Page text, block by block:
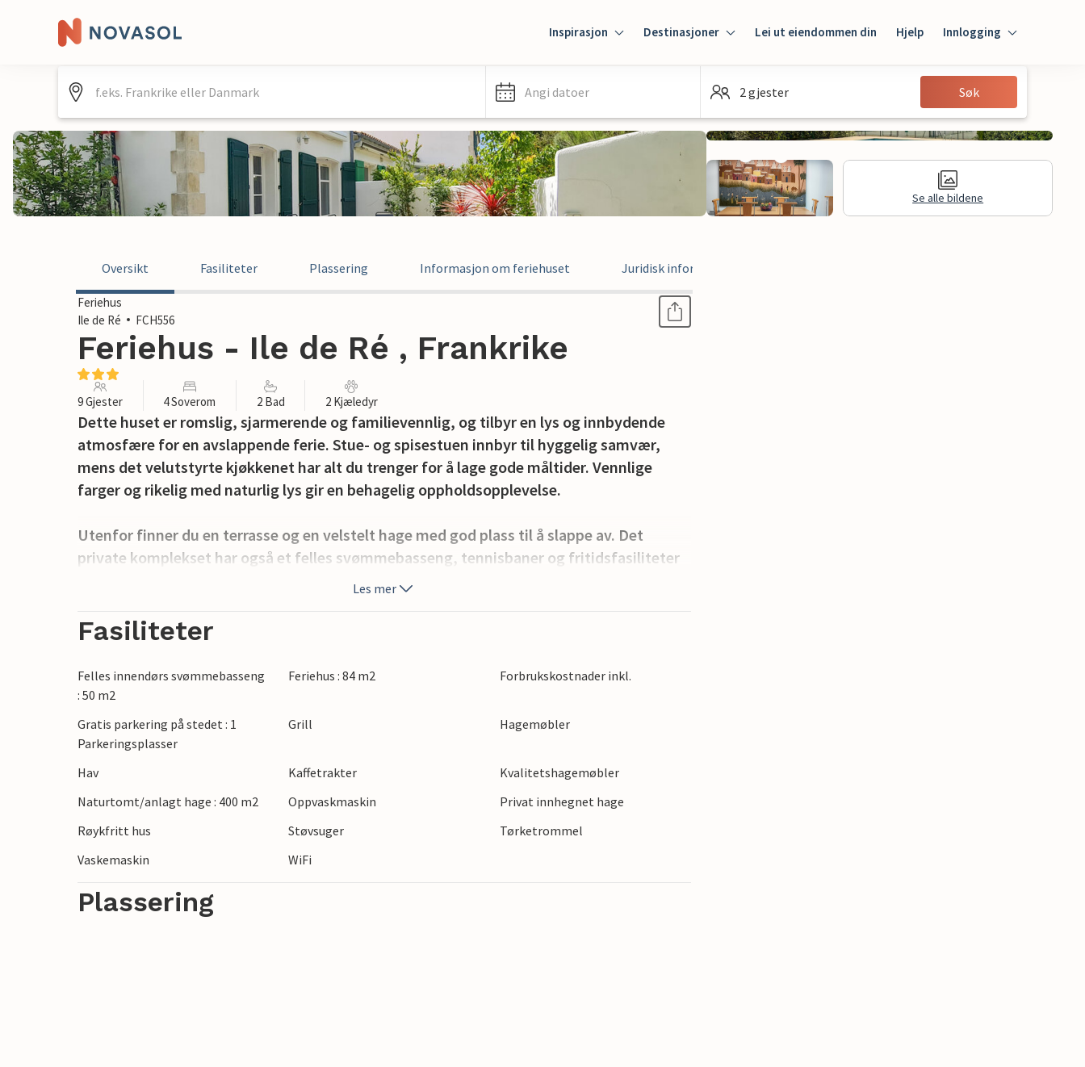
Inspirasjon Destinasjoner Lei ut eiendommen din Hjelp Innlogging
Innlogging
Gjest
Angi datoer 2 gjester Søk
Se alle bildene
Oversikt Fasiliteter Plassering Informasjon om feriehuset Juridisk informasjon
Feriehus
Ile de Ré
FCH556
Feriehus - Ile de Ré , Frankrike
9 Gjester 4 Soverom 2 Bad 2 Kjæledyr
Dette huset er romslig, sjarmerende og familievennlig, og tilbyr en lys og innbydende
atmosfære for en avslappende ferie. Stue- og spisestuen innbyr til hyggelig samvær,
mens det velutstyrte kjøkkenet har alt du trenger for å lage gode måltider. Vennlige
farger og rikelig med naturlig lys gir en behagelig oppholdsopplevelse.
Utenfor finner du en terrasse og en velstelt hage med god plass til å slappe av. Det
private komplekset har også et felles svømmebasseng, tennisbaner og fritidsfasiliteter
som bordfotball. Stranden ligger bare en kort spasertur unna, og er ideell for spontane
natur. Oppdag øya på sykkel, besøk saltpannene, fyrtårnet Phare des Baleines eller
fuglereservatene. La Rochelle er også ideelt for en dagstur.
Les mer
Fasiliteter
Felles innendørs svømmebasseng
: 50 m2
Feriehus : 84 m2 Forbrukskostnader inkl.
Gratis parkering på stedet : 1
Parkeringsplasser
Grill Hagemøbler
Hav Kaffetrakter
Kvalitetshagemøbler
Naturtomt/anlagt hage : 400 m2
Oppvaskmaskin
Privat innhegnet hage
Røykfritt hus
Støvsuger
Tørketrommel
Vaskemaskin
WiFi
Plassering